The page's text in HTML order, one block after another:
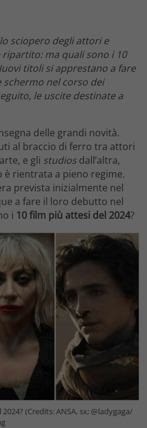
sciopero degli attori e
ma quali sono i 10
titoli si apprestano a fare
nel corso dei
le uscite destinate a
delle grandi novità.
al braccio di ferro tra attori
e gli studios dall’altra,
è rientrata a pieno regime.
prevista inizialmente nel
a fare il loro debutto nel
i 10 film più attesi del 2024?
(Credits: ANSA, sx; @ladygaga/